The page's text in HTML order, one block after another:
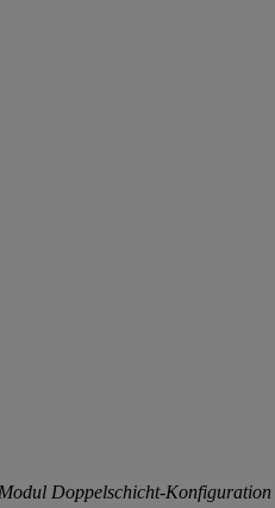
Doppelschicht-Konfiguration